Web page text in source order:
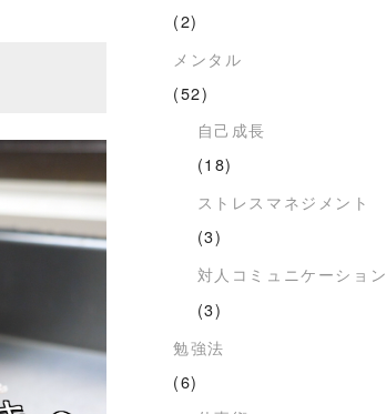
(2)
メンタル
(52)
自己成長
(18)
ストレスマネジメント
(3)
対人コミュニケーション
(3)
勉強法
(6)